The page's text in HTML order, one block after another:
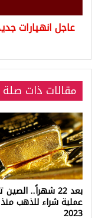
اليوم
الجمعة
عاجل انهيارات
مقالات ذات صلة
بعد 22 شهراً..
عملية شراء للذهب منذ
2023